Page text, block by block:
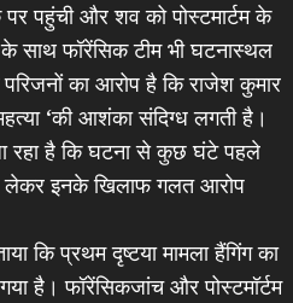
पहुंची और शव को पोस्टमार्टम के
साथ फॉरेंसिक टीम भी घटनास्थल
का आरोप है कि राजेश कुमार
‘की आशंका संदिग्ध लगती है।
रहा है कि घटना से कुछ घंटे पहले
लेकर इनके खिलाफ गलत आरोप
कि प्रथम दृष्टया मामला हैंगिंग का
है। फॉरेंसिकजांच और पोस्टमॉर्टम